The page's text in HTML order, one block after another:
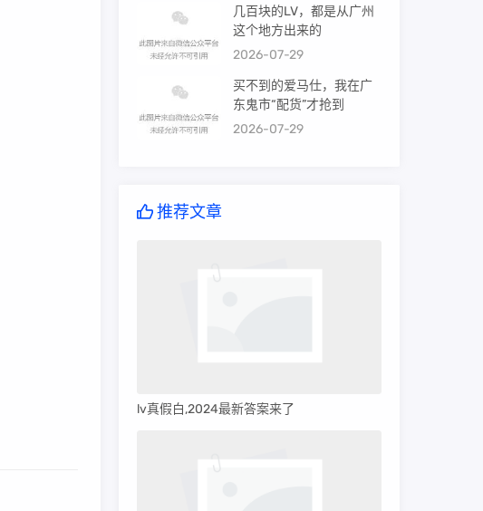
几百块的LV，都是从广州
这个地方出来的
2026-07-29
买不到的爱马仕，我在广
东鬼市“配货”才抢到
2026-07-29
推荐文章
lv真假白,2024最新答案来了